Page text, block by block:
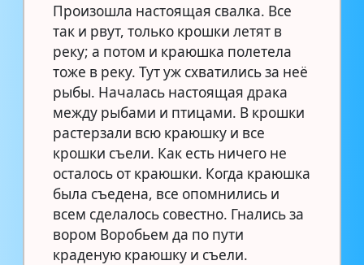
Произошла настоящая свалка. Все
так и рвут, только крошки летят в
реку; а потом и краюшка полетела
тоже в реку. Тут уж схватились за неё
рыбы. Началась настоящая драка
между рыбами и птицами. В крошки
растерзали всю краюшку и все
крошки съели. Как есть ничего не
осталось от краюшки. Когда краюшка
была съедена, все опомнились и
всем сделалось совестно. Гнались за
вором Воробьем да по пути
краденую краюшку и съели.